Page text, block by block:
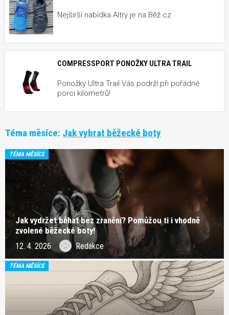
Nejširší nabídka Altry je na Běž.cz
COMPRESSPORT PONOŽKY ULTRA TRAIL
Ponožky Ultra Trail Vás podrží při pořádné
porci kilometrů!
Téma měsíce: Jak vybrat běžecké boty
TÉMA MĚSÍCE
Jak vydržet běhat bez zranění? Pomůžou ti i vhodně
zvolené běžecké boty!
12. 4. 2026 Redakce
TÉMA MĚSÍCE